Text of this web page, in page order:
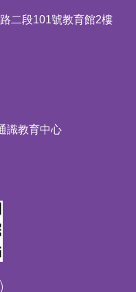
二段101號教育館2樓
識教育中心